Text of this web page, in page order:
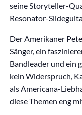
seine Storyteller-
Resonator-
Der Amerikaner
Sänger, ein
Bandleader und ein
kein Widerspruch,
als Americana-
diese Themen eng